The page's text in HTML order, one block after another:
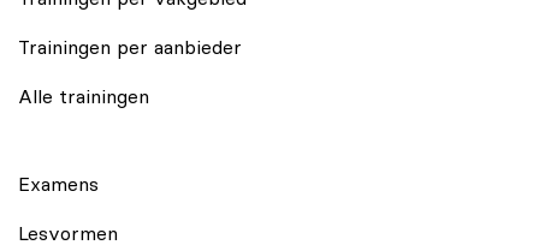
Trainingen per aanbieder
Alle trainingen
Examens
Lesvormen